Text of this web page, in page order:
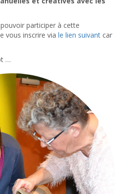
participer à cette
vous inscrire via le lien suivant car
…